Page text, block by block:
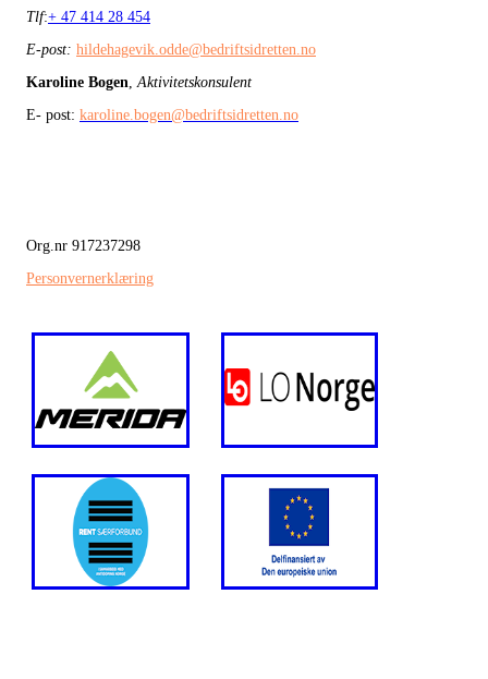
Tlf:+ 47 414 28 454
E-post: hildehagevik.odde@bedriftsidretten.no
Karoline Bogen Aktivitetskonsulent
E- post: karoline.bogen@bedriftsidretten.no
Org.nr 917237298
Personvernerklæring